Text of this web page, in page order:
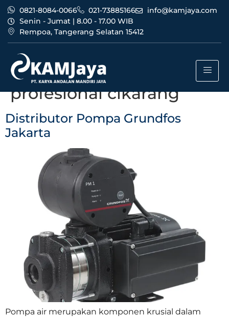
0821-8084-0066 021-73885166
info@kamjaya.com
Senin - Jumat | 8.00 - 17.00 WIB
Rempoa, Tangerang Selatan 15412
Tag:
grundfos jakarta
profesional cikarang
Distributor Pompa Grundfos
Jakarta
Pompa air merupakan komponen krusial dalam